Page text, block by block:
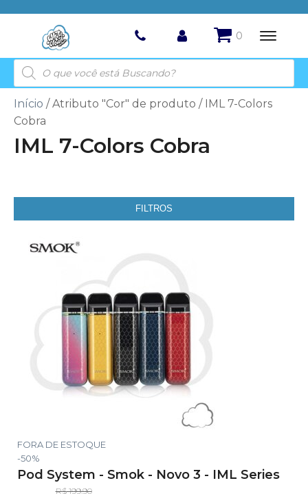
Pesquisar
produtos
Início / Atributo "Cor" de produto / IML 7-Colors
Cobra
IML 7-Colors Cobra
FILTROS
FORA DE ESTOQUE
-50%
Pod System - Smok - Novo 3 - IML Series
R$199,90